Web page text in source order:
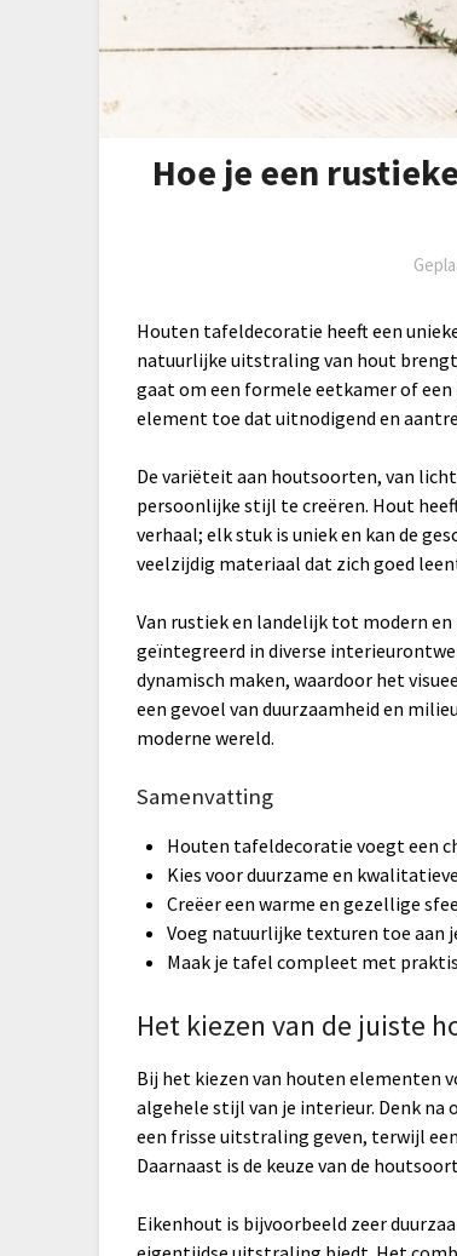
Hoe je een
Houten tafeldecoratie heeft een
natuurlijke uitstraling van hout
gaat om een formele eetkamer of
element toe dat uitnodigend en
De variëteit aan houtsoorten, van
persoonlijke stijl te creëren. Hout
verhaal; elk stuk is uniek en kan de
veelzijdig materiaal dat zich goed
Van rustiek en landelijk tot modern
geïntegreerd in diverse
dynamisch maken, waardoor het
een gevoel van duurzaamheid en
moderne wereld.
Samenvatting
Houten tafeldecoratie voegt een
Kies voor duurzame en
Creëer een warme en gezellige
Voeg natuurlijke texturen toe aan
Maak je tafel compleet met
Het kiezen van de juiste
Bij het kiezen van houten elementen
algehele stijl van je interieur. Denk na
een frisse uitstraling geven, terwijl
Daarnaast is de keuze van de
Eikenhout is bijvoorbeeld zeer